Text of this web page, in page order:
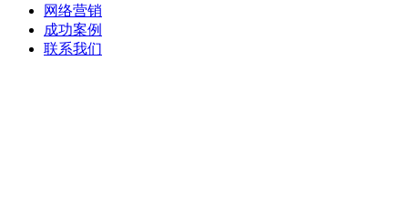
网络营销
成功案例
联系我们